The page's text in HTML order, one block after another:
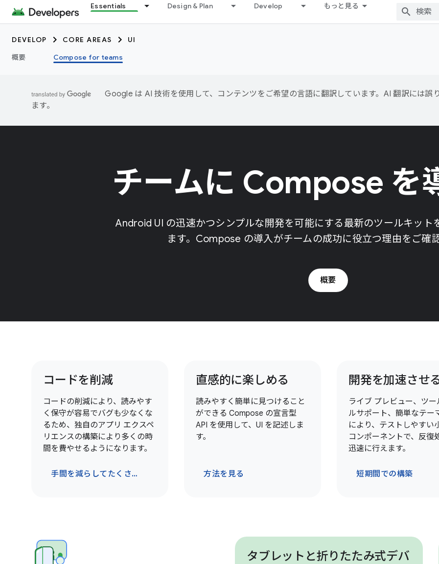
Essentials Design & Plan Develop もっと見る
DEVELOP CORE AREAS
UI
概要
Compose for teams
Google は AI 技術を使用して、コンテンツをご希望の言語に翻訳しています。AI 翻訳には誤
ます。
チームに Compose を
Android UI の迅速かつシンプルな開発を可能にする最新のツールキット
ます。Compose の導入がチームの成功に役立つ理由をご確
概要
コードを削減
コードの削減により、読みやす
く保守が容易でバグも少なくな
るため、独自のアプリ エクスペ
リエンスの構築により多くの時
間を費やせるようになります。
手間を減らしてたくさんの作業をこなそう
直感的に楽しめる
読みやすく簡単に見つけること
ができる Compose の宣言型
API を使用して、UI を記述しま
す。
方法を見る
開発を加速させ
ライブ プレビュー、ツー
ルサポート、簡単なテー
により、テストしやすい
コンポーネントで、反復
迅速に行えます。
短期間での構築
タブレットと折りたたみ式デバ